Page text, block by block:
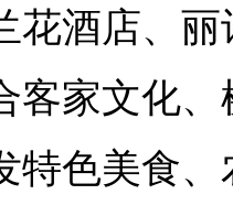
花酒店、
客家文化
特色美食